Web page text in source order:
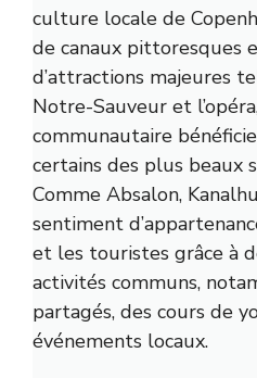
culture locale de
de canaux pittoresques
d’attractions majeures
Notre-Sauveur et
communautaire
certains des plus beaux
Comme Absalon,
sentiment
et les touristes grâce à
activités communs,
partagés, des cours de
événements locaux.